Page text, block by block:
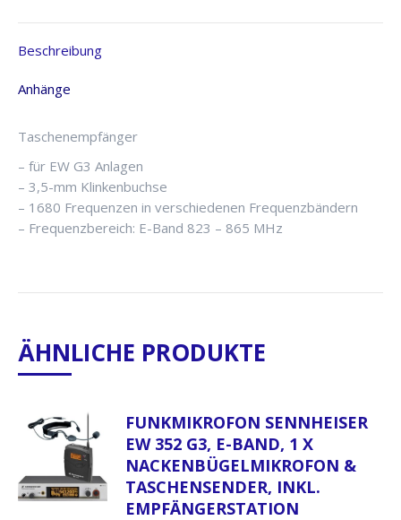
Menge
Beschreibung
Anhänge
Taschenempfänger
– für EW G3 Anlagen
– 3,5-mm Klinkenbuchse
– 1680 Frequenzen in verschiedenen Frequenzbändern
– Frequenzbereich: E-Band 823 – 865 MHz
ÄHNLICHE PRODUKTE
FUNKMIKROFON SENNHEISER
EW 352 G3, E-BAND, 1 X
NACKENBÜGELMIKROFON &
TASCHENSENDER, INKL.
EMPFÄNGERSTATION